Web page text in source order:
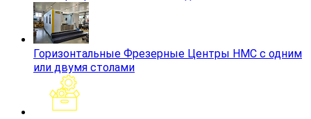
Горизонтальные Фрезерные Центры HMC с одним
или двумя столами